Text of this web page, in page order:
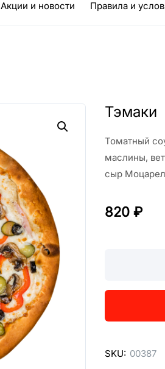
Акции и новости Правила и
Тэмаки
Томатный
маслины,
сыр
820 ₽
во
SKU: 00387